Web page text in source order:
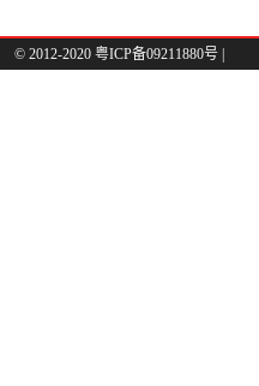
© 2012-2020 粤ICP备09211880号 |